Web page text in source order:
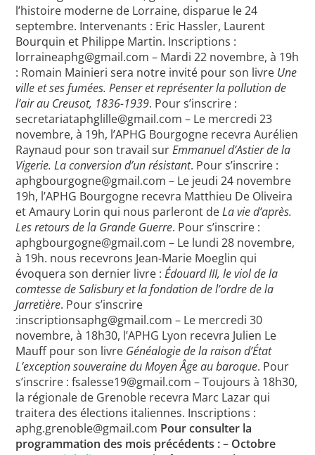
l’histoire moderne de Lorraine, disparue le 24
septembre. Intervenants : Eric Hassler, Laurent
Bourquin et Philippe Martin. Inscriptions :
lorraineaphg@gmail.com – Mardi 22 novembre, à 19h
: Romain Mainieri sera notre invité pour son livre Une
ville et ses fumées. Penser et représenter la pollution de
l’air au Creusot, 1836-1939. Pour s’inscrire :
secretariataphglille@gmail.com – Le mercredi 23
novembre, à 19h, l’APHG Bourgogne recevra Aurélien
Raynaud pour son travail surEmmanuel d’Astier de la
Vigerie. La conversion d’un résistant. Pour s’inscrire :
aphgbourgogne@gmail.com – Le jeudi 24 novembre
19h, l’APHG Bourgogne recevra Matthieu De Oliveira
et Amaury Lorin qui nous parleront deLa vie d’après.
Les retours de la Grande Guerre. Pour s’inscrire :
aphgbourgogne@gmail.com – Le lundi 28 novembre,
à 19h. nous recevrons Jean-Marie Moeglin qui
évoquera son dernier livre :Édouard III, le viol de la
comtesse de Salisbury et la fondation de l’ordre de la
Jarretière. Pour s’inscrire
:inscriptionsaphg@gmail.com – Le mercredi 30
novembre, à 18h30, l’APHG Lyon recevra Julien Le
Mauff pour son livre Généalogie de la raison d’État
L’exception souveraine du Moyen Âge au baroque. Pour
s’inscrire : fsalesse19@gmail.com – Toujours à 18h30,
la régionale de Grenoble recevra Marc Lazar qui
traitera des élections italiennes. Inscriptions :
aphg.grenoble@gmail.com Pour consulter la
programmation des mois précédents :– Octobre